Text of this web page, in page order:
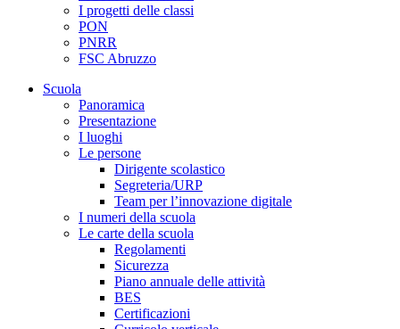
I progetti delle classi
PON
PNRR
FSC Abruzzo
Scuola
Panoramica
Presentazione
I luoghi
Le persone
Dirigente scolastico
Segreteria/URP
Team per l’innovazione digitale
I numeri della scuola
Le carte della scuola
Regolamenti
Sicurezza
Piano annuale delle attività
BES
Certificazioni